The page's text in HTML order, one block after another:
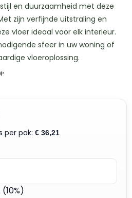
en duurzaamheid met deze
zijn verfijnde uitstraling en
vloer ideaal voor elk interieur.
sfeer in uw woning of
vloeroplossing.
per pak: € 36,21